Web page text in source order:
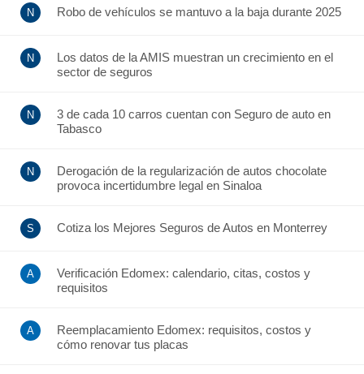
Robo de vehículos se mantuvo a la baja durante 2025
Los datos de la AMIS muestran un crecimiento en el
sector de seguros
3 de cada 10 carros cuentan con Seguro de auto en
Tabasco
Derogación de la regularización de autos chocolate
provoca incertidumbre legal en Sinaloa
Cotiza los Mejores Seguros de Autos en Monterrey
Verificación Edomex: calendario, citas, costos y
requisitos
Reemplacamiento Edomex: requisitos, costos y
cómo renovar tus placas